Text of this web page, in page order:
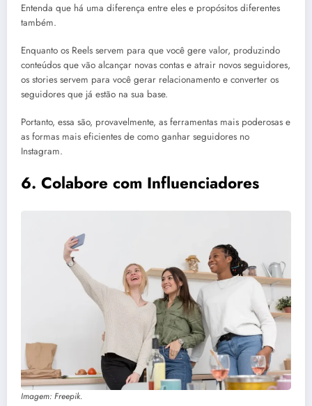
Entenda que há uma diferença entre eles e propósitos diferentes
também.
Enquanto os Reels servem para que você gere valor, produzindo
conteúdos que vão alcançar novas contas e atrair novos seguidores,
os stories servem para você gerar relacionamento e converter os
seguidores que já estão na sua base.
Portanto, essa são, provavelmente, as ferramentas mais poderosas e
as formas mais eficientes de como ganhar seguidores no
Instagram.
6. Colabore com Influenciadores
Imagem: Freepik.